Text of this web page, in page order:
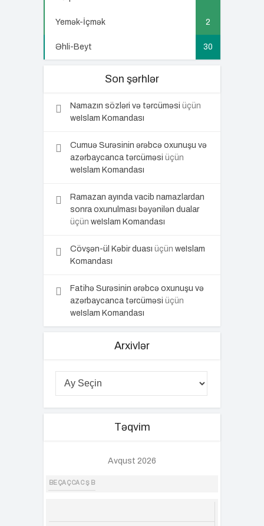
Yemək-İçmək 2
Əhli-Beyt 30
Son şərhlər
Namazın sözləri və tərcüməsi üçün
weIslam Komandası
Cumuə Surəsinin ərəbcə oxunuşu və
azərbaycanca tərcüməsi üçün
weIslam Komandası
Ramazan ayında vacib namazlardan
sonra oxunulması bəyənilən dualar
üçün weIslam Komandası
Cövşən-ül Kəbir duası üçün weIslam
Komandası
Fatihə Surəsinin ərəbcə oxunuşu və
azərbaycanca tərcüməsi üçün
weIslam Komandası
Arxivlər
Təqvim
Avqust 2026
BE ÇA Ç CA C Ş B